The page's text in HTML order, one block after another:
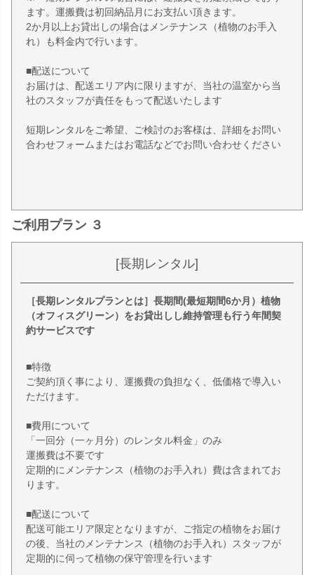
ます。運搬費は初回納品月にお支払い頂きます。
2か月以上お貸出しの場合はメンテナンス（植物のお手入
れ）も料金内で行います。
■配送について
お届けは、配送エリア内に限りますが、当社の温室から当
社のスタッフが責任をもって配送いたします
短期レンタルをご希望、ご検討のお客様は、詳細をお問い
合わせフォームまたはお電話などでお問い合わせください
ご利用プラン ３
[長期レンタル]
［長期レンタルプランとは］長期間(最短期間6か月）植物
（オフィスグリーン）をお貸出しし維持管理も行う年間契
約サービスです
■特徴
ご契約頂く事により、運搬費の負担なく、低価格で導入い
ただけます。
■費用について
「一回分（一ヶ月分）のレンタル料金」のみ
運搬費は不要です
定期的にメンテナンス（植物のお手入れ）費は含まれてお
ります。
■配送について
配送可能エリア限定となりますが、ご指定の植物をお届け
の後、当社のメンテナンス（植物のお手入れ）スタッフが
定期的に伺って植物の保守管理を行います